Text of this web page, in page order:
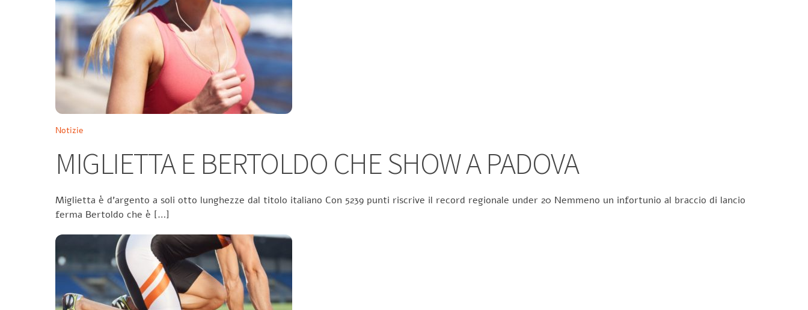
Notizie
MIGLIETTA E BERTOLDO CHE SHOW A PADOVA
Miglietta è d’argento a soli otto lunghezze dal titolo italiano Con 5239 punti riscrive il record regionale under 20 Nemmeno un infortunio al braccio di lancio
ferma Bertoldo che è […]